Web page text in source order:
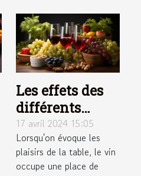
Les effets des
différents
types de vin
sur la santé
17 avril 2024 15:05
Lorsqu'on évoque les
plaisirs de la table, le vin
occupe une place de